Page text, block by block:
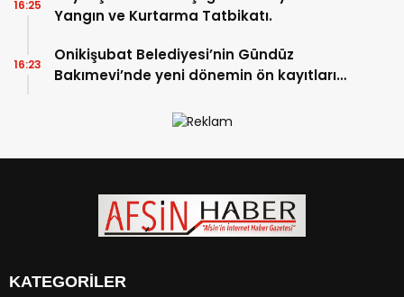
Yangın ve Kurtarma Tatbikatı.
16:25
Onikişubat Belediyesi’nin Gündüz
Bakımevi’nde yeni dönemin ön kayıtları
16:23
KATEGORİLER